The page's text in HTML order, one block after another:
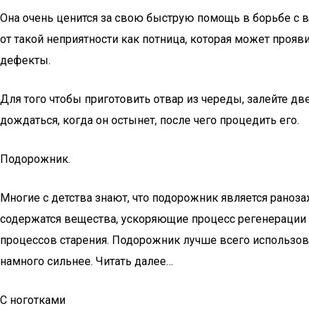
Она очень ценится за свою быструю помощь в борьбе с
от такой неприятности как потница, которая может
дефекты.
Для того чтобы приготовить отвар из череды, залейте
дождаться, когда он остынет, после чего процедить его.
Подорожник.
Многие с детства знают, что подорожник является
содержатся вещества, ускоряющие процесс
процессов старения. Подорожник лучше всего
намного сильнее. Читать далее…
С ноготками